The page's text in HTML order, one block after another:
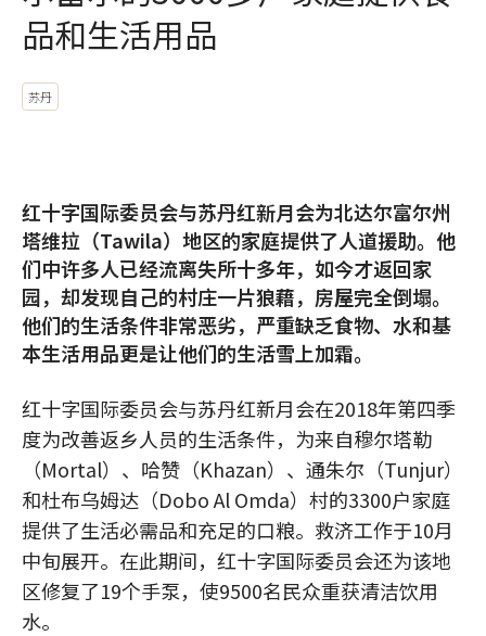
品和生活用品
苏丹
红十字国际委员会与苏丹红新月会为北达尔富尔州
塔维拉（Tawila）地区的家庭提供了人道援助。他
们中许多人已经流离失所十多年，如今才返回家
园，却发现自己的村庄一片狼藉，房屋完全倒塌。
他们的生活条件非常恶劣，严重缺乏食物、水和基
本生活用品更是让他们的生活雪上加霜。
红十字国际委员会与苏丹红新月会在2018年第四季
度为改善返乡人员的生活条件，为来自穆尔塔勒
（Mortal）、哈赞（Khazan）、通朱尔（Tunjur）
和杜布乌姆达（Dobo Al Omda）村的3300户家庭
提供了生活必需品和充足的口粮。救济工作于10月
中旬展开。在此期间，红十字国际委员会还为该地
区修复了19个手泵，使9500名民众重获清洁饮用
水。